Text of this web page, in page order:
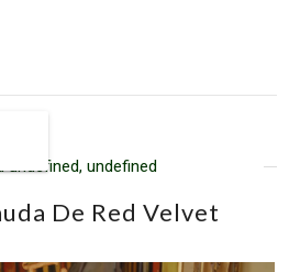
undefined, undefined
De Red Velvet